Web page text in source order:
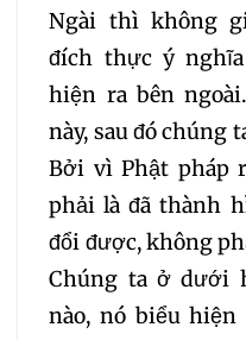
087 088
090 091
093 094
096 097
Ngài thì không
đích thực ý
hiện ra bên
này, sau đó chúng
Bởi vì Phật pháp
phải là đã thành
đổi được, không
Chúng ta ở dưới
nào, nó biểu